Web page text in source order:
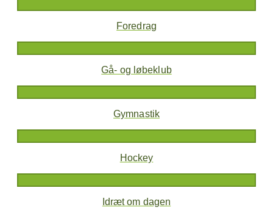
Foredrag
Gå- og løbeklub
Gymnastik
Hockey
Idræt om dagen